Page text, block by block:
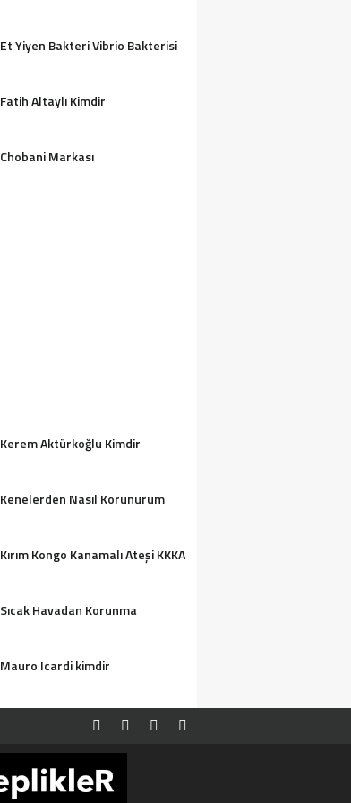
Et Yiyen Bakteri Vibrio Bakterisi
Fatih Altaylı Kimdir
Chobani Markası
Kerem Aktürkoğlu Kimdir
Kenelerden Nasıl Korunurum
Kırım Kongo Kanamalı Ateşi KKKA
Sıcak Havadan Korunma
Mauro Icardi kimdir